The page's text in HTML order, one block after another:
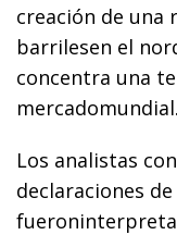
creación de una
barrilesen el
concentra una
mercadomundial.
Los analistas
declaraciones